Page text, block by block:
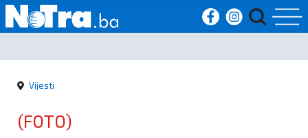
Početna
Vijesti
Sport
Vijesti
(FOTO)